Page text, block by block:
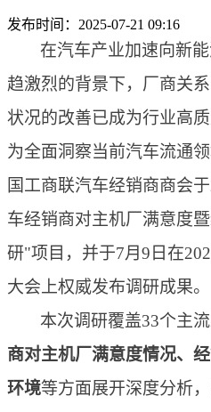
发布时间：2025-07-21 09:16
在汽车产业加速向新
趋激烈的背景下，厂商关
状况的改善已成为行业高
为全面洞察当前汽车流通领
国工商联汽车经销商商会于
车经销商对主机厂满意度
研"项目，并于7月9日在
大会上权威发布调研成果。
本次调研覆盖33个主
商对主机厂 满意度情况、
环境等方面展开深度分析